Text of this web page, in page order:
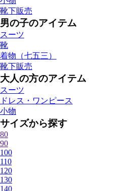
靴下販売
男の子のアイテム
スーツ
靴
着物（七五三）
靴下販売
大人の方のアイテム
スーツ
ドレス・ワンピース
小物
サイズから探す
80
90
100
110
120
130
140